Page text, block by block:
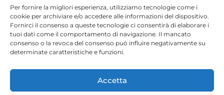
Per fornire la migliori esperienza, utilizziamo tecnologie come i
cookie per archiviare e/o accedere alle informazioni del dispositivo.
Fornirci il consenso a queste tecnologie ci consentirà di elaborare i
tuoi dati come il comportamento di navigazione. Il mancato
consenso o la revoca del consenso può influire negativamente su
determinate caratteristiche e funzioni.
Accetta
ISCRIVIMI